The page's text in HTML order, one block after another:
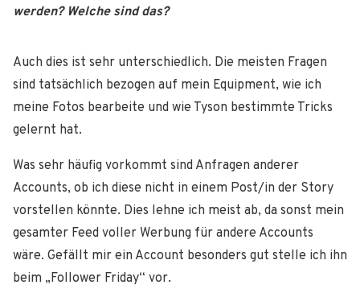
werden? Welche sind das?
Auch dies ist sehr unterschiedlich. Die meisten Fragen
sind tatsächlich bezogen auf mein Equipment, wie ich
meine Fotos bearbeite und wie Tyson bestimmte Tricks
gelernt hat.
Was sehr häufig vorkommt sind Anfragen anderer
Accounts, ob ich diese nicht in einem Post/in der Story
vorstellen könnte. Dies lehne ich meist ab, da sonst mein
gesamter Feed voller Werbung für andere Accounts
wäre. Gefällt mir ein Account besonders gut stelle ich ihn
beim „Follower Friday“ vor.